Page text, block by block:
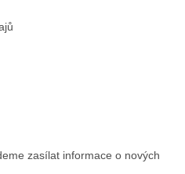
zasílat informace o nových